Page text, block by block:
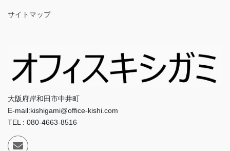
サイトマップ
大阪府岸和田市中井町
E-mail:kishigami@office-kishi.com
TEL : 080-4663-8516